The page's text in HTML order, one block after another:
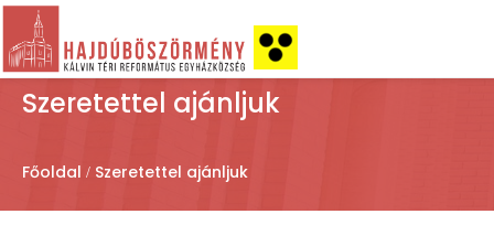
Szeretettel ajánljuk
Főoldal Szeretettel ajánljuk